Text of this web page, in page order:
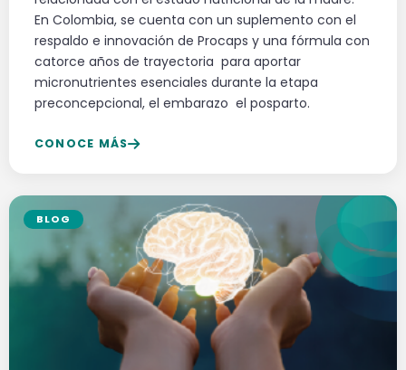
En Colombia, se cuenta con un suplemento con el
respaldo e innovación de Procaps y una fórmula con
catorce años de trayectoria para aportar
micronutrientes esenciales durante la etapa
preconcepcional, el embarazo el posparto.
CONOCE MÁS
BLOG